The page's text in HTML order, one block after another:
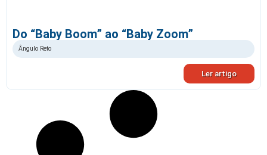
Do “Baby Boom” ao “Baby Zoom”
Ângulo Reto
Ler artigo